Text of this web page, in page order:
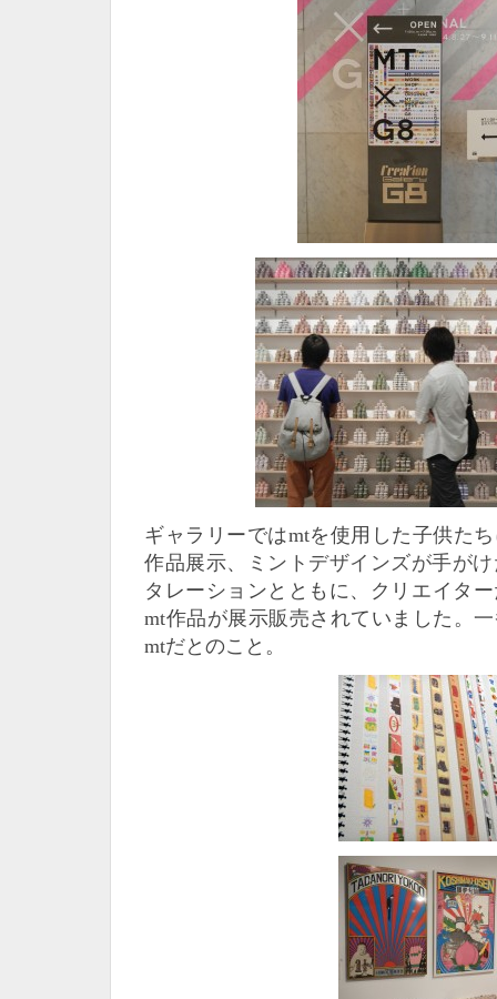
ギャラリーではmtを使用した子供た
作品展示、
ミントデザインズが手が
タレーションとともに、クリエイタ
mt作品が展示販売されていました。
mtだとのこと。